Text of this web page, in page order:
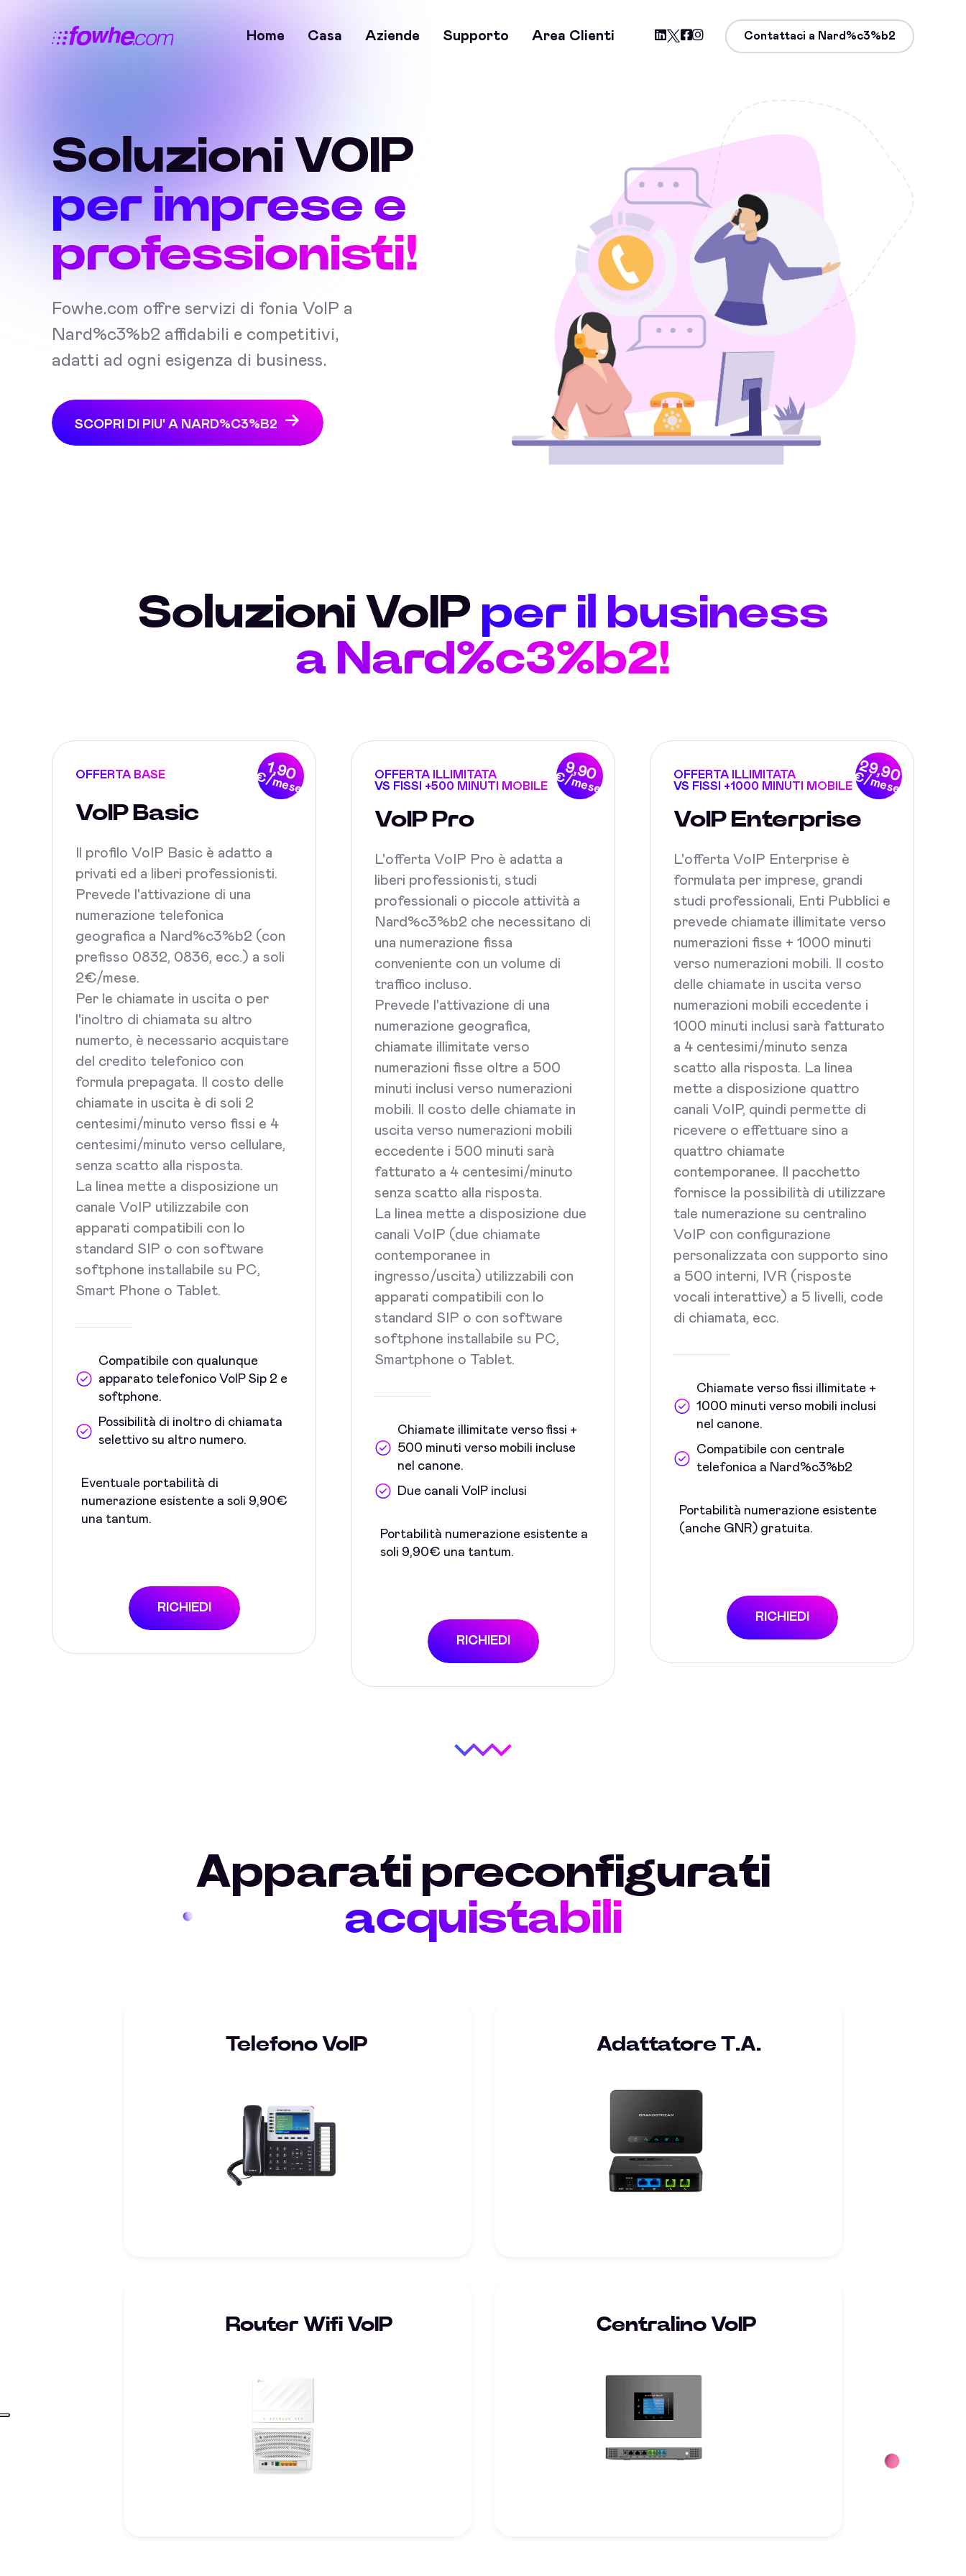
Home Casa Aziende Supporto Area Clienti Contattaci a Nard%c3%b2
Soluzioni VOIP
per imprese e
professionisti!
Fowhe.com offre servizi di fonia VoIP a
Nard%c3%b2 affidabili e competitivi,
adatti ad ogni esigenza di business.
SCOPRI DI PIU' A NARD%C3%B2
Soluzioni VoIP per il business
a Nard%c3%b2!
1,90
€/mese
OFFERTA BASE
VoIP Basic
Il profilo VoIP Basic è adatto a
privati ed a liberi professionisti.
Prevede l'attivazione di una
numerazione telefonica
geografica a Nard%c3%b2 (con
prefisso 0832, 0836, ecc.) a soli
2€/mese.
Per le chiamate in uscita o per
l'inoltro di chiamata su altro
numerto, è necessario acquistare
del credito telefonico con
formula prepagata. Il costo delle
chiamate in uscita è di soli 2
centesimi/minuto verso fissi e 4
centesimi/minuto verso cellulare,
senza scatto alla risposta.
La linea mette a disposizione un
canale VoIP utilizzabile con
apparati compatibili con lo
standard SIP o con software
softphone installabile su PC,
Smart Phone o Tablet.
Compatibile con qualunque
apparato telefonico VoIP Sip 2 e
softphone.
Possibilità di inoltro di chiamata
selettivo su altro numero.
Eventuale portabilità di
numerazione esistente a soli 9,90€
una tantum.
RICHIEDI
9,90
€/mese
OFFERTA ILLIMITATA
VS FISSI +500 MINUTI MOBILE
VoIP Pro
L'offerta VoIP Pro è adatta a
liberi professionisti, studi
professionali o piccole attività a
Nard%c3%b2 che necessitano di
una numerazione fissa
conveniente con un volume di
traffico incluso.
Prevede l'attivazione di una
numerazione geografica,
chiamate illimitate verso
numerazioni fisse oltre a 500
minuti inclusi verso numerazioni
mobili. Il costo delle chiamate in
uscita verso numerazioni mobili
eccedente i 500 minuti sarà
fatturato a 4 centesimi/minuto
senza scatto alla risposta.
La linea mette a disposizione due
canali VoIP (due chiamate
contemporanee in
ingresso/uscita) utilizzabili con
apparati compatibili con lo
standard SIP o con software
softphone installabile su PC,
Smartphone o Tablet.
Chiamate illimitate verso fissi +
500 minuti verso mobili incluse
nel canone.
Due canali VoIP inclusi
Portabilità numerazione esistente a
soli 9,90€ una tantum.
RICHIEDI
29,90
€/mese
OFFERTA ILLIMITATA
VS FISSI +1000 MINUTI MOBILE
VoIP Enterprise
L'offerta VoIP Enterprise è
formulata per imprese, grandi
studi professionali, Enti Pubblici e
prevede chiamate illimitate verso
numerazioni fisse + 1000 minuti
verso numerazioni mobili. Il costo
delle chiamate in uscita verso
numerazioni mobili eccedente i
1000 minuti inclusi sarà fatturato
a 4 centesimi/minuto senza
scatto alla risposta. La linea
mette a disposizione quattro
canali VoIP, quindi permette di
ricevere o effettuare sino a
quattro chiamate
contemporanee. Il pacchetto
fornisce la possibilità di utilizzare
tale numerazione su centralino
VoIP con configurazione
personalizzata con supporto sino
a 500 interni, IVR (risposte
vocali interattive) a 5 livelli, code
di chiamata, ecc.
Chiamate verso fissi illimitate +
1000 minuti verso mobili inclusi
nel canone.
Compatibile con centrale
telefonica a Nard%c3%b2
Portabilità numerazione esistente
(anche GNR) gratuita.
RICHIEDI
Apparati preconfigurati
acquistabili
Telefono VoIP Adattatore T.A.
Router Wifi VoIP Centralino VoIP